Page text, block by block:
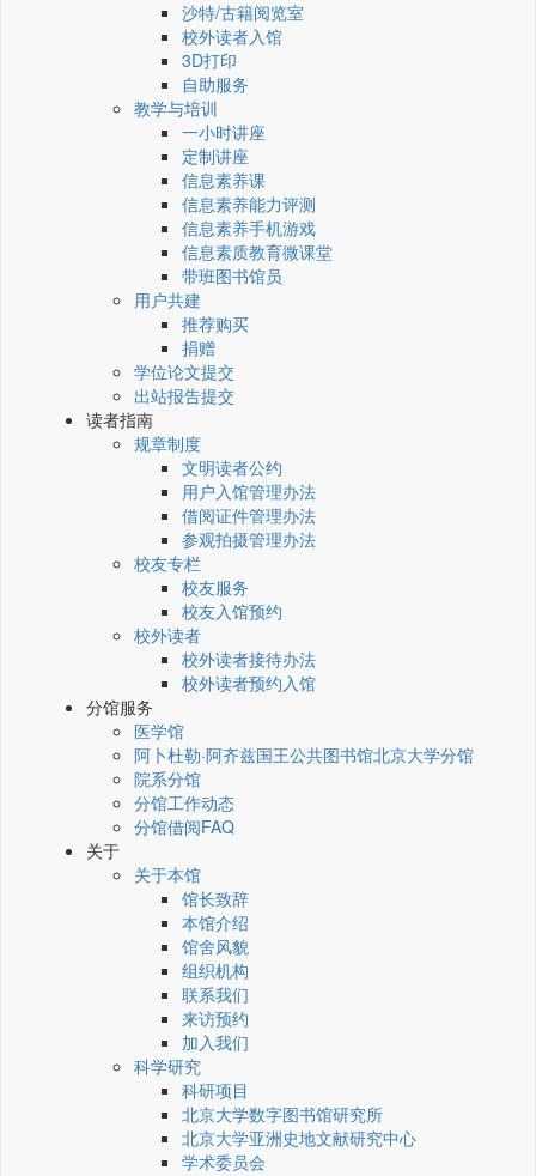
沙特/古籍阅览室
校外读者入馆
3D打印
自助服务
教学与培训
一小时讲座
定制讲座
信息素养课
信息素养能力评测
信息素养手机游戏
信息素质教育微课堂
带班图书馆员
用户共建
推荐购买
捐赠
学位论文提交
出站报告提交
读者指南
规章制度
文明读者公约
用户入馆管理办法
借阅证件管理办法
参观拍摄管理办法
校友专栏
校友服务
校友入馆预约
校外读者
校外读者接待办法
校外读者预约入馆
分馆服务
医学馆
阿卜杜勒·阿齐兹国王公共图书馆北京大学分馆
院系分馆
分馆工作动态
分馆借阅FAQ
关于
关于本馆
馆长致辞
本馆介绍
馆舍风貌
组织机构
联系我们
来访预约
加入我们
科学研究
科研项目
北京大学数字图书馆研究所
北京大学亚洲史地文献研究中心
学术委员会